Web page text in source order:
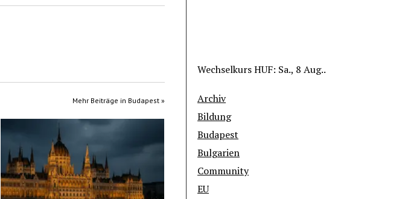
Mehr Beiträge in Budapest »
WechselkursHUF: Sa., 8 Aug..
Archiv
Bildung
Budapest
Bulgarien
Community
EU